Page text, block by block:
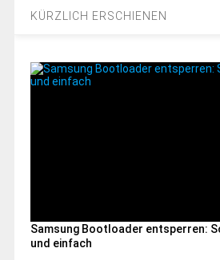
KÜRZLICH ERSCHIENEN
Samsung Bootloader entsperren:
und einfach